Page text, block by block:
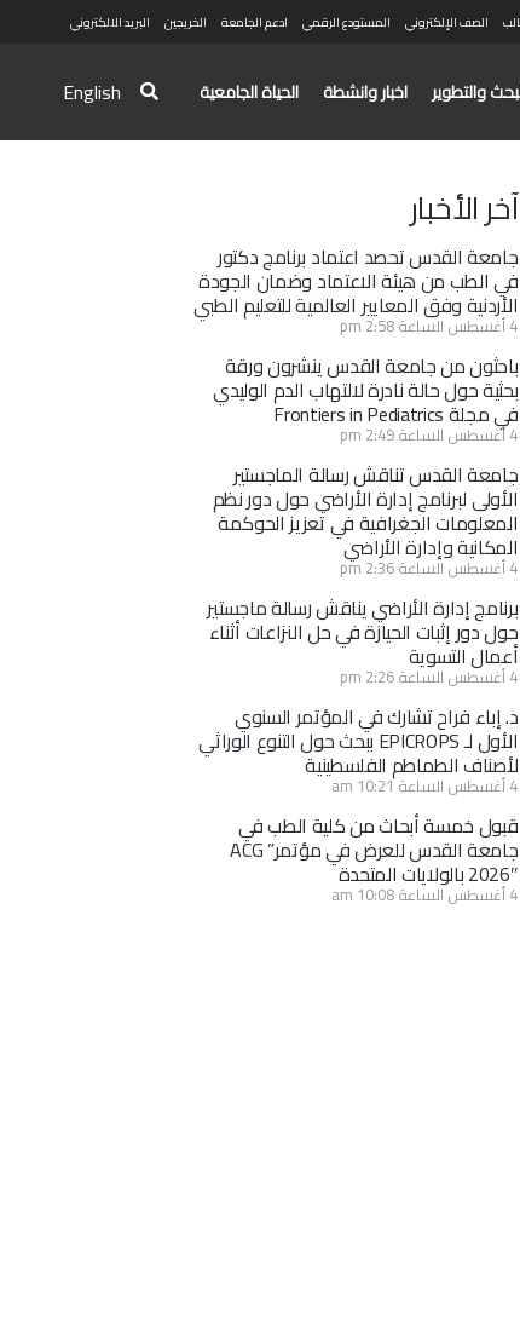
الصف الإلكتروني المستودع الرقمي ادعم الجامعة الخريجين البريد الالكتروني
والتطوير اخبار وانشطة الحياة الجامعية English
آخر الأخبار
جامعة القدس تحصد اعتماد برنامج دكتور
في الطب من هيئة الاعتماد وضمان الجودة
الأردنية وفق المعايير العالمية للتعليم الطبي
4 أغسطس الساعة 2:58 pm
باحثون من جامعة القدس ينشرون ورقة
بحثية حول حالة نادرة لالتهاب الدم الوليدي
في مجلة Frontiers in Pediatrics
4 أغسطس الساعة 2:49 pm
جامعة القدس تناقش رسالة الماجستير
الأولى لبرنامج إدارة الأراضي حول دور نظم
المعلومات الجغرافية في تعزيز الحوكمة
المكانية وإدارة الأراضي
4 أغسطس الساعة 2:36 pm
برنامج إدارة الأراضي يناقش رسالة ماجستير
حول دور إثبات الحيازة في حل النزاعات أثناء
أعمال التسوية
4 أغسطس الساعة 2:26 pm
د. إباء فراح تشارك في المؤتمر السنوي
الأول لـ EPICROPS ببحث حول التنوع الوراثي
لأصناف الطماطم الفلسطينية
4 أغسطس الساعة 10:21 am
قبول خمسة أبحاث من كلية الطب في
جامعة القدس للعرض في مؤتمر” ACG
2026″ بالولايات المتحدة
4 أغسطس الساعة 10:08 am